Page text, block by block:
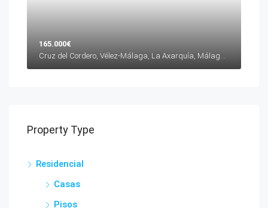
165.000€
Cruz del Cordero, Vélez-Málaga, La Axarquía, Málaga, Andalucía, 29700, España
Property Type
Residencial
Casas
Pisos